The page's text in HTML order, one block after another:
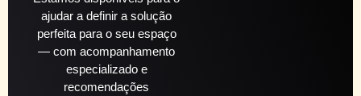
ajudar a definir a solução
perfeita para o seu espaço
— com acompanhamento
especializado e
recomendações